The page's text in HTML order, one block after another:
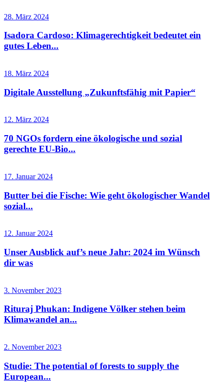
28. März 2024
Isadora Cardoso: Klimagerechtigkeit bedeutet ein
gutes Leben...
18. März 2024
Digitale Ausstellung „Zukunftsfähig mit Papier“
12. März 2024
70 NGOs fordern eine ökologische und sozial
gerechte EU-Bio...
17. Januar 2024
Butter bei die Fische: Wie geht ökologischer Wandel
sozial...
12. Januar 2024
Unser Ausblick auf’s neue Jahr: 2024 im Wünsch
dir was
3. November 2023
Rituraj Phukan: Indigene Völker stehen beim
Klimawandel an...
2. November 2023
Studie: The potential of forests to supply the
European...